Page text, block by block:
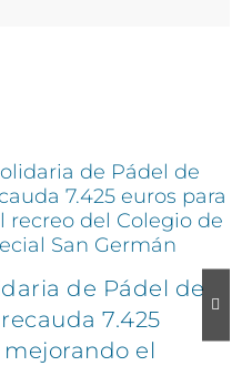
de Pádel de
7.425
el